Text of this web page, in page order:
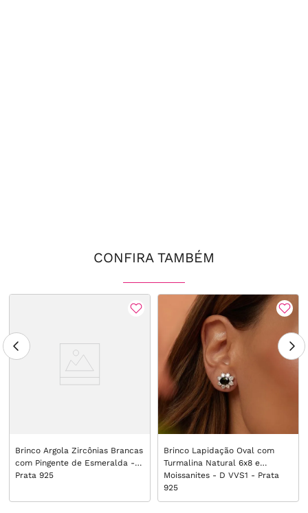
CONFIRA TAMBÉM
Brinco Argola Zircônias Brancas
com Pingente de Esmeralda -
Prata 925
Brinco Lapidação Oval com
Turmalina Natural 6x8 e
Moissanites - D VVS1 - Prata
925